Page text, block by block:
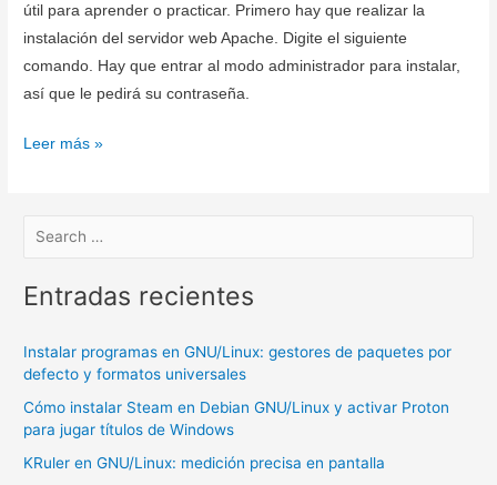
útil para aprender o practicar. Primero hay que realizar la
instalación del servidor web Apache. Digite el siguiente
comando. Hay que entrar al modo administrador para instalar,
así que le pedirá su contraseña.
Instalar
Apache,
MySQL-
Leer más »
Entradas recientes
Instalar programas en GNU/Linux: gestores de paquetes por
defecto y formatos universales
Cómo instalar Steam en Debian GNU/Linux y activar Proton
para jugar títulos de Windows
KRuler en GNU/Linux: medición precisa en pantalla